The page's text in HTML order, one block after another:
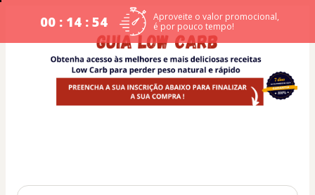
00 : 14 : 54
Aproveite o valor promocional,
é por pouco tempo!